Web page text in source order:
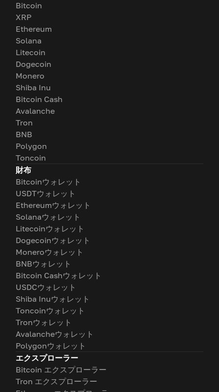
Bitcoin
XRP
Ethereum
Solana
Litecoin
Dogecoin
Monero
Shiba Inu
Bitcoin Cash
Avalanche
Tron
BNB
Polygon
Toncoin
財布
Bitcoinウォレット
USDTウォレット
Ethereumウォレット
Solanaウォレット
Litecoinウォレット
Dogecoinウォレット
Moneroウォレット
BNBウォレット
Bitcoin Cashウォレット
USDCウォレット
Shiba Inuウォレット
Toncoinウォレット
Tronウォレット
Avalancheウォレット
Polygonウォレット
エクスプローラー
Bitcoin エクスプローラー
Tron エクスプローラー